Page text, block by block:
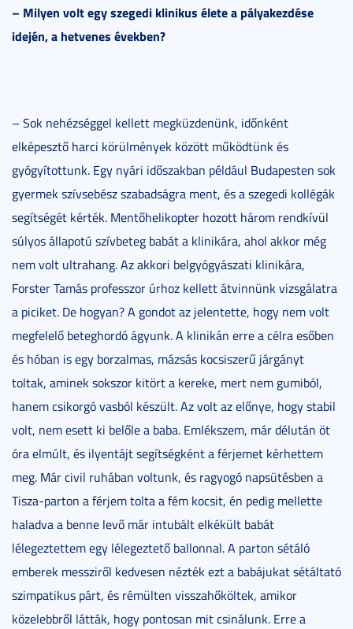
– Milyen volt egy szegedi klinikus élete a pályakezdése
idején, a hetvenes években?
– Sok nehézséggel kellett megküzdenünk, időnként
elképesztő harci körülmények között működtünk és
gyógyítottunk. Egy nyári időszakban például Budapesten sok
gyermek szívsebész szabadságra ment, és a szegedi kollégák
segítségét kérték. Mentőhelikopter hozott három rendkívül
súlyos állapotú szívbeteg babát a klinikára, ahol akkor még
nem volt ultrahang. Az akkori belgyógyászati klinikára,
Forster Tamás professzor úrhoz kellett átvinnünk vizsgálatra
a piciket. De hogyan? A gondot az jelentette, hogy nem volt
megfelelő beteghordó ágyunk. A klinikán erre a célra esőben
és hóban is egy borzalmas, mázsás kocsiszerű járgányt
toltak, aminek sokszor kitört a kereke, mert nem gumiból,
hanem csikorgó vasból készült. Az volt az előnye, hogy stabil
volt, nem esett ki belőle a baba. Emlékszem, már délután öt
óra elmúlt, és ilyentájt segítségként a férjemet kérhettem
meg. Már civil ruhában voltunk, és ragyogó napsütésben a
Tisza-parton a férjem tolta a fém kocsit, én pedig mellette
haladva a benne levő már intubált elkékült babát
lélegeztettem egy lélegeztető ballonnal. A parton sétáló
emberek messziről kedvesen nézték ezt a babájukat sétáltató
szimpatikus párt, és rémülten visszahőköltek, amikor
közelebbről látták, hogy pontosan mit csinálunk. Erre a